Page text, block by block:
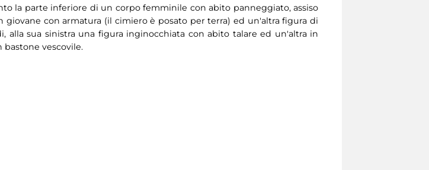
la parte inferiore di un corpo femminile con abito panneggiato, assiso
con armatura (il cimiero è posato per terra) ed un'altra figura di
sua sinistra una figura inginocchiata con abito talare ed un'altra in
vescovile.